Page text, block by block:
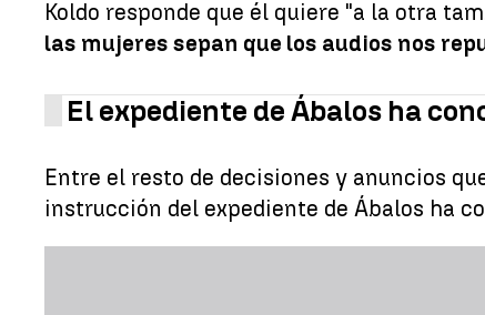
Koldo responde que él quiere "a la otra
las mujeres sepan que los audios nos
El expediente de Ábalos ha
Entre el resto de decisiones y anuncios
instrucción del expediente de Ábalos ha